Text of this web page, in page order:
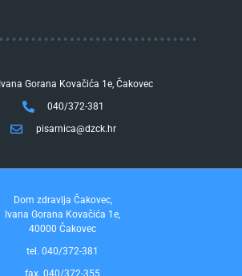
Ivana Gorana Kovačića 1e, Čakovec
040/372-381
pisarnica@dzck.hr
Dom zdravlja Čakovec,
Ivana Gorana Kovačića 1e,
40000 Čakovec
tel. 040/372-381
fax. 040/372-355